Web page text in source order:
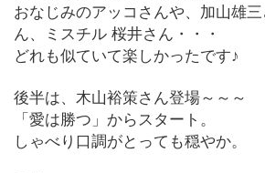
おなじみのアッコさんや、加山雄
ん、ミスチル 桜井さん・・・
どれも似ていて楽しかったです♪
後半は、木山裕策さん登場～～～
「愛は勝つ」からスタート。
しゃべり口調がとっても穏やか。